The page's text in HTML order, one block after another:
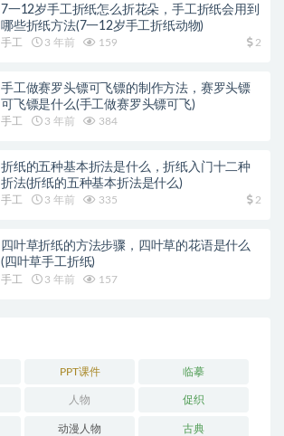
7一12岁手工折纸怎么折花朵，手工折纸会用到
哪些折纸方法(7一12岁手工折纸动物)
手工 3 年前 159 2
手工做赛罗头镖可飞镖的制作方法，赛罗头镖
可飞镖是什么(手工做赛罗头镖可飞)
手工 3 年前 384
折纸的五种基本折法是什么，折纸入门十二种
折法(折纸的五种基本折法是什么)
手工 3 年前 335 2
四叶草折纸的方法步骤，四叶草的花语是什么
(四叶草手工折纸)
手工 3 年前 157
PPT课件 临摹
人物 促织
动漫人物 古典